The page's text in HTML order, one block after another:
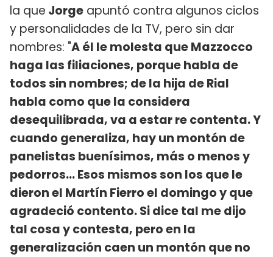
la que Jorge apuntó contra algunos ciclos
y personalidades de la TV, pero sin dar
nombres: "A él le molesta que Mazzocco
haga las filiaciones, porque habla de
todos sin nombres; de la hija de Rial
habla como que la considera
desequilibrada, va a estar re contenta. Y
cuando generaliza, hay un montón de
panelistas buenísimos, más o menos y
pedorros... Esos mismos son los que le
dieron el Martín Fierro el domingo y que
agradeció contento. Si dice tal me dijo
tal cosa y contesta, pero en la
generalización caen un montón que no